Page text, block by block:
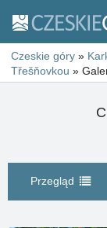
Czeskie góry »
Třešňovkou »
Przegląd